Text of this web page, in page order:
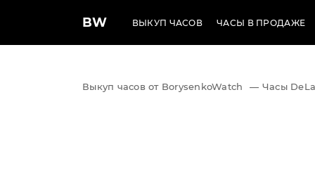
BW ВЫКУП ЧАСОВ ЧАСЫ В ПРОДАЖЕ
Выкуп часов от BorysenkoWatch — Часы